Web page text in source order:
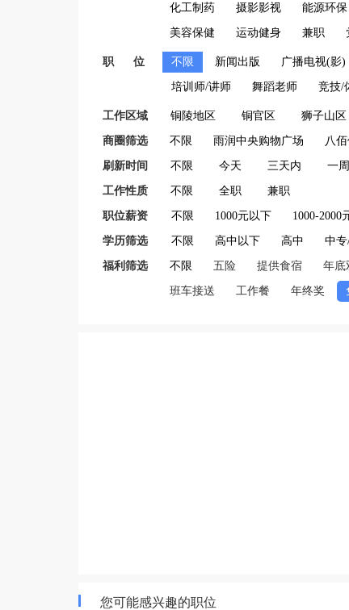
化工制药 摄影影视 能源环保
美容保健 运动健身 兼职
职 位 不限 新闻出版 广播电视(影)
培训师/讲师 舞蹈老师 竞技/
工作区域 铜陵地区 铜官区 狮子山区
商圈筛选 不限 雨润中央购物广场 八
刷新时间 不限 今天 三天内 一
工作性质 不限 全职 兼职
职位薪资 不限 1000元以下 1000-2000
学历筛选 不限 高中以下 高中 中
福利筛选 不限 五险 提供食宿 年底
班车接送 工作餐 年终奖
您可能感兴趣的职位